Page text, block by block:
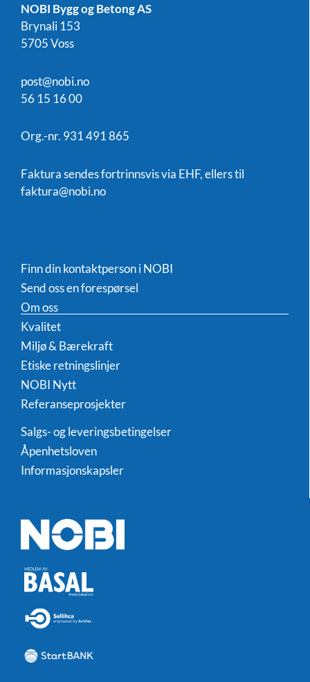
NOBI Bygg og Betong AS
Brynali 153
5705 Voss
post@nobi.no
56 15 16 00
Org.-nr. 931 491 865
Faktura sendes fortrinnsvis via EHF, ellers til
faktura@nobi.no
Finn din kontaktperson i NOBI
Send oss en forespørsel
Om oss
Kvalitet
Miljø & Bærekraft
Etiske retningslinjer
NOBI Nytt
Referanseprosjekter
Salgs- og leveringsbetingelser
Åpenhetsloven
Informasjonskapsler